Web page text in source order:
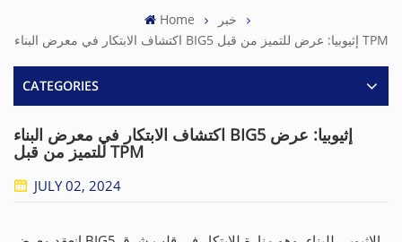
Home
خبر
اكتشاف الابتكار في معرض البناء BIG5 إثيوبيا: عرض للتميز من قبل TPM
CATEGORIES
اكتشاف الابتكار في معرض البناء BIG5 إثيوبيا: عرض
للتميز من قبل TPM
JULY 02, 2024